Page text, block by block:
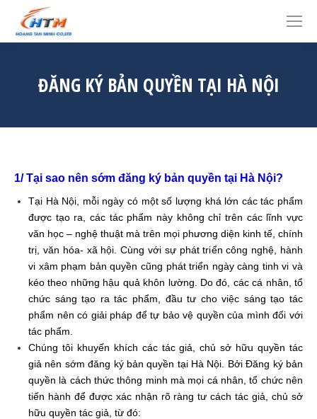
ĐĂNG KÝ BẢN QUYỀN TẠI HÀ NỘI
1/ Tại sao nên sớm đăng ký bản quyền tại Hà Nội?
Tại Hà Nội, mỗi ngày có một số lượng khá lớn các tác phẩm
được tạo ra, các tác phẩm này không chỉ trên các lĩnh vực
văn học – nghệ thuật mà trên mọi phương diện kinh tế, chính
trị, văn hóa- xã hội. Cùng với sự phát triển công nghệ, hành
vi xâm phạm bản quyền cũng phát triển ngày càng tinh vi và
kéo theo những hậu quả khôn lường. Do đó, các cá nhân, tổ
chức sáng tạo ra tác phẩm, đầu tư cho việc sáng tạo tác
phẩm nên có giải pháp để tự bảo vệ quyền của mình đối với
tác phẩm.
Chúng tôi khuyến khích các tác giả, chủ sở hữu quyền tác
giả nên sớm đăng ký bản quyền tại Hà Nội. Bởi Đăng ký bản
quyền là cách thức thông minh mà mọi cá nhân, tổ chức nên
tiến hành để được xác nhận rõ ràng tư cách tác giả, chủ sở
hữu quyền tác giả, từ đó: